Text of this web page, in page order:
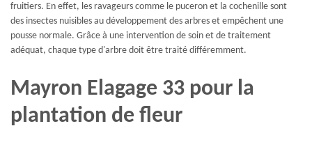
fruitiers. En effet, les ravageurs comme le puceron et la cochenille sont
des insectes nuisibles au développement des arbres et empêchent une
pousse normale. Grâce à une intervention de soin et de traitement
adéquat, chaque type d'arbre doit être traité différemment.
Mayron Elagage 33 pour la
plantation de fleur